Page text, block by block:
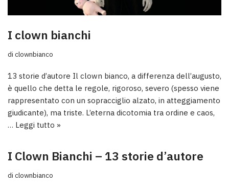
I clown bianchi
di clownbianco
13 storie d’autore Il clown bianco, a differenza dell’augusto,
è quello che detta le regole, rigoroso, severo (spesso viene
rappresentato con un sopracciglio alzato, in atteggiamento
giudicante), ma triste. L’eterna dicotomia tra ordine e caos,
… Leggi tutto »
I Clown Bianchi – 13 storie d’autore
di clownbianco